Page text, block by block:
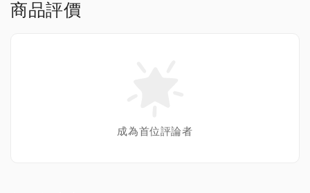
商品評價
成為首位評論者